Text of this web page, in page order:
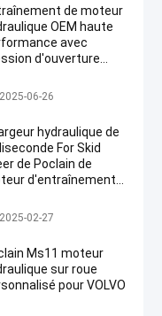
de moteur
OEM haute
avec
d'ouverture
hydraulique d'entraîne
2025-06-26
hydraulique de
For Skid
de Poclain de
d'entraînement
hydraulique d'entraîne
2025-02-27
Ms11 moteur
sur roue
pour VOLVO